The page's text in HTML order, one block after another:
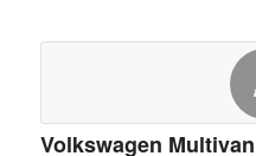
Volkswagen